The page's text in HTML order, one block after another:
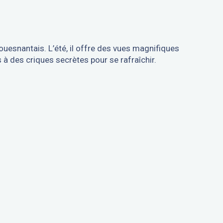
L’été, il offre des vues magnifiques
des criques secrètes pour se rafraîchir.